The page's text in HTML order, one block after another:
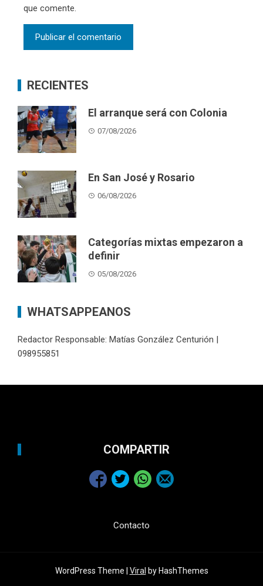
que comente.
RECIENTES
El arranque será con Colonia
07/08/2026
En San José y Rosario
06/08/2026
Categorías mixtas empezaron a
definir
05/08/2026
WHATSAPPEANOS
Redactor Responsable: Matías González Centurión |
098955851
COMPARTIR
Contacto
WordPress Theme | Viral by HashThemes